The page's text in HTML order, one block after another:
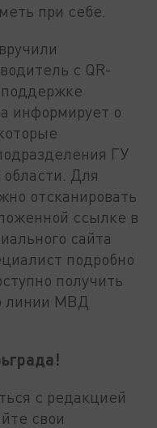
при себе.
с QR-
информирует о
ГУ
Для
отсканировать
ссылке в
сайта
подробно
получить
линии МВД
с редакцией
свои